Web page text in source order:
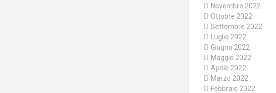
Novembre 2022
Ottobre 2022
Settembre 2022
Luglio 2022
Giugno 2022
Maggio 2022
Aprile 2022
Marzo 2022
Febbraio 2022